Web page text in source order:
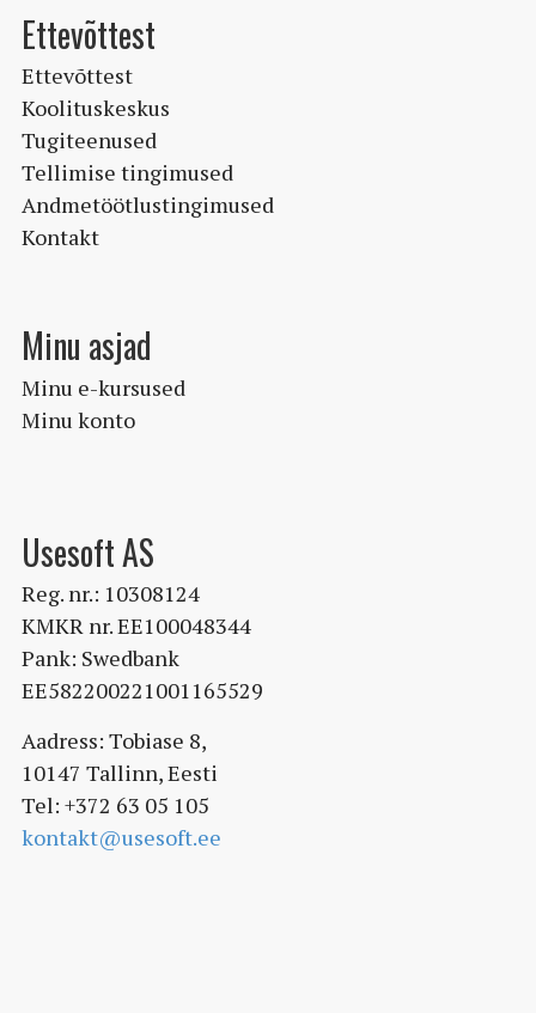
Ettevõttest
Ettevõttest
Koolituskeskus
Tugiteenused
Tellimise tingimused
Andmetöötlustingimused
Kontakt
Minu asjad
Minu e-kursused
Minu konto
Usesoft AS
Reg. nr.: 10308124
KMKR nr. EE100048344
Pank: Swedbank
EE582200221001165529
Aadress: Tobiase 8,
10147 Tallinn, Eesti
Tel: +372 63 05 105
kontakt@usesoft.ee